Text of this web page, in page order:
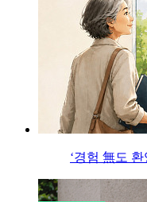
‘경험 無도